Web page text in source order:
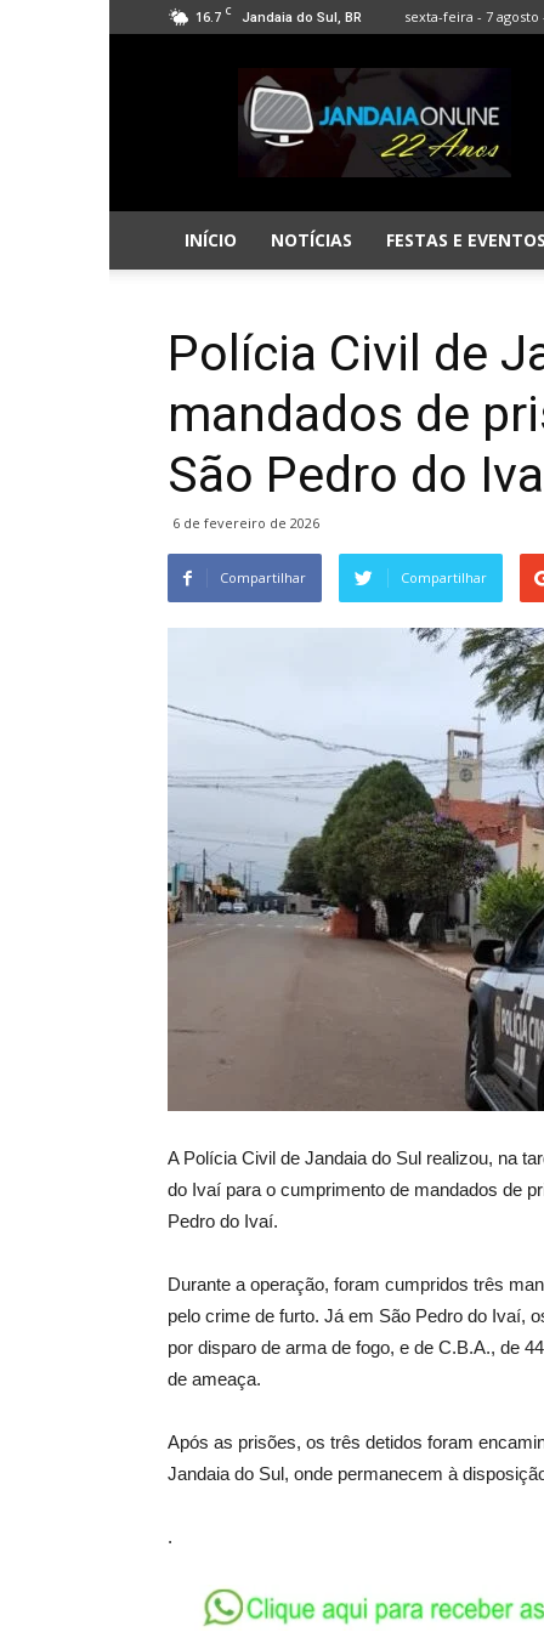
16.7 C Jandaia do Sul, BR sexta-feira - 7 agosto
Jandaia
Online
INÍCIO NOTÍCIAS FESTAS E EVENTOS
Polícia Civil de
mandados de
São Pedro do
6 de fevereiro de 2026
Compartilhar Compartilhar
A Polícia Civil de Jandaia do Sul realizou, na
do Ivaí para o cumprimento de mandados de
Pedro do Ivaí.
Durante a operação, foram cumpridos três
pelo crime de furto. Já em São Pedro do Ivaí,
por disparo de arma de fogo, e de C.B.A., de
de ameaça.
Após as prisões, os três detidos foram
Jandaia do Sul, onde permanecem à
.